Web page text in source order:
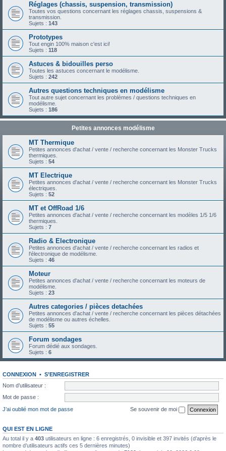
Réglages (chassis, suspension, transmission)
Toutes vos questions concernant les réglages chassis, suspensions &
transmission.
Sujets : 143
Prototypes
Tout engin 100% maison c'est ici!
Sujets : 118
Astuces & bidouilles perso
Toutes les astuces concernant le modélisme.
Sujets : 242
Autres questions techniques en modélisme
Tout autre sujet concernant les problèmes / questions techniques en
modélisme.
Sujets : 186
Petites annonces modélisme
MT Thermique
Petites annonces d'achat / vente / recherche concernant les Monster Trucks
thermiques.
Sujets : 54
MT Electrique
Petites annonces d'achat / vente / recherche concernant les Monster Trucks
électriques.
Sujets : 52
MT et OffRoad 1/6
Petites annonces d'achat / vente / recherche concernant les modèles 1/5 1/6
thermiques.
Sujets : 7
Radio & Electronique
Petites annonces d'achat / vente / recherche concernant les radios et
l'électronique de modélisme.
Sujets : 46
Moteur
Petites annonces d'achat / vente / recherche concernant les moteurs de
modélisme.
Sujets : 23
Autres categories / pièces detachées
Petites annonces d'achat / vente / recherche concernant les pièces détachées
de modélisme ou autres échelles.
Sujets : 55
Forum sondages
Forum dédié aux sondages.
Sujets : 6
CONNEXION • S’ENREGISTRER
Nom d’utilisateur :
Mot de passe :
J’ai oublié mon mot de passe
Se souvenir de moi
QUI EST EN LIGNE
Au total il y a 403 utilisateurs en ligne : 6 enregistrés, 0 invisible et 397 invités (d’après le
nombre d’utilisateurs actifs ces 5 dernières minutes)